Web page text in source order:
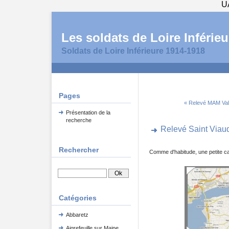
Les soldats de Loire
Soldats de Loire Inférieure 1914-1918
Pages
Présentation de la
recherche
Rechercher
Catégories
Abbaretz
« Relevé MAM
Relevé Saint
Comme d'habitude, une petite